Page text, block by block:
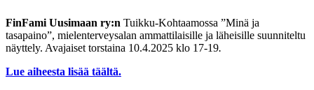
FinFami Uusimaan ry:n Tuikku-Kohtaamossa ”Minä ja
tasapaino”, mielenterveysalan ammattilaisille ja läheisille suunniteltu
näyttely. Avajaiset torstaina 10.4.2025 klo 17-19.
Lue aiheesta lisää täältä.